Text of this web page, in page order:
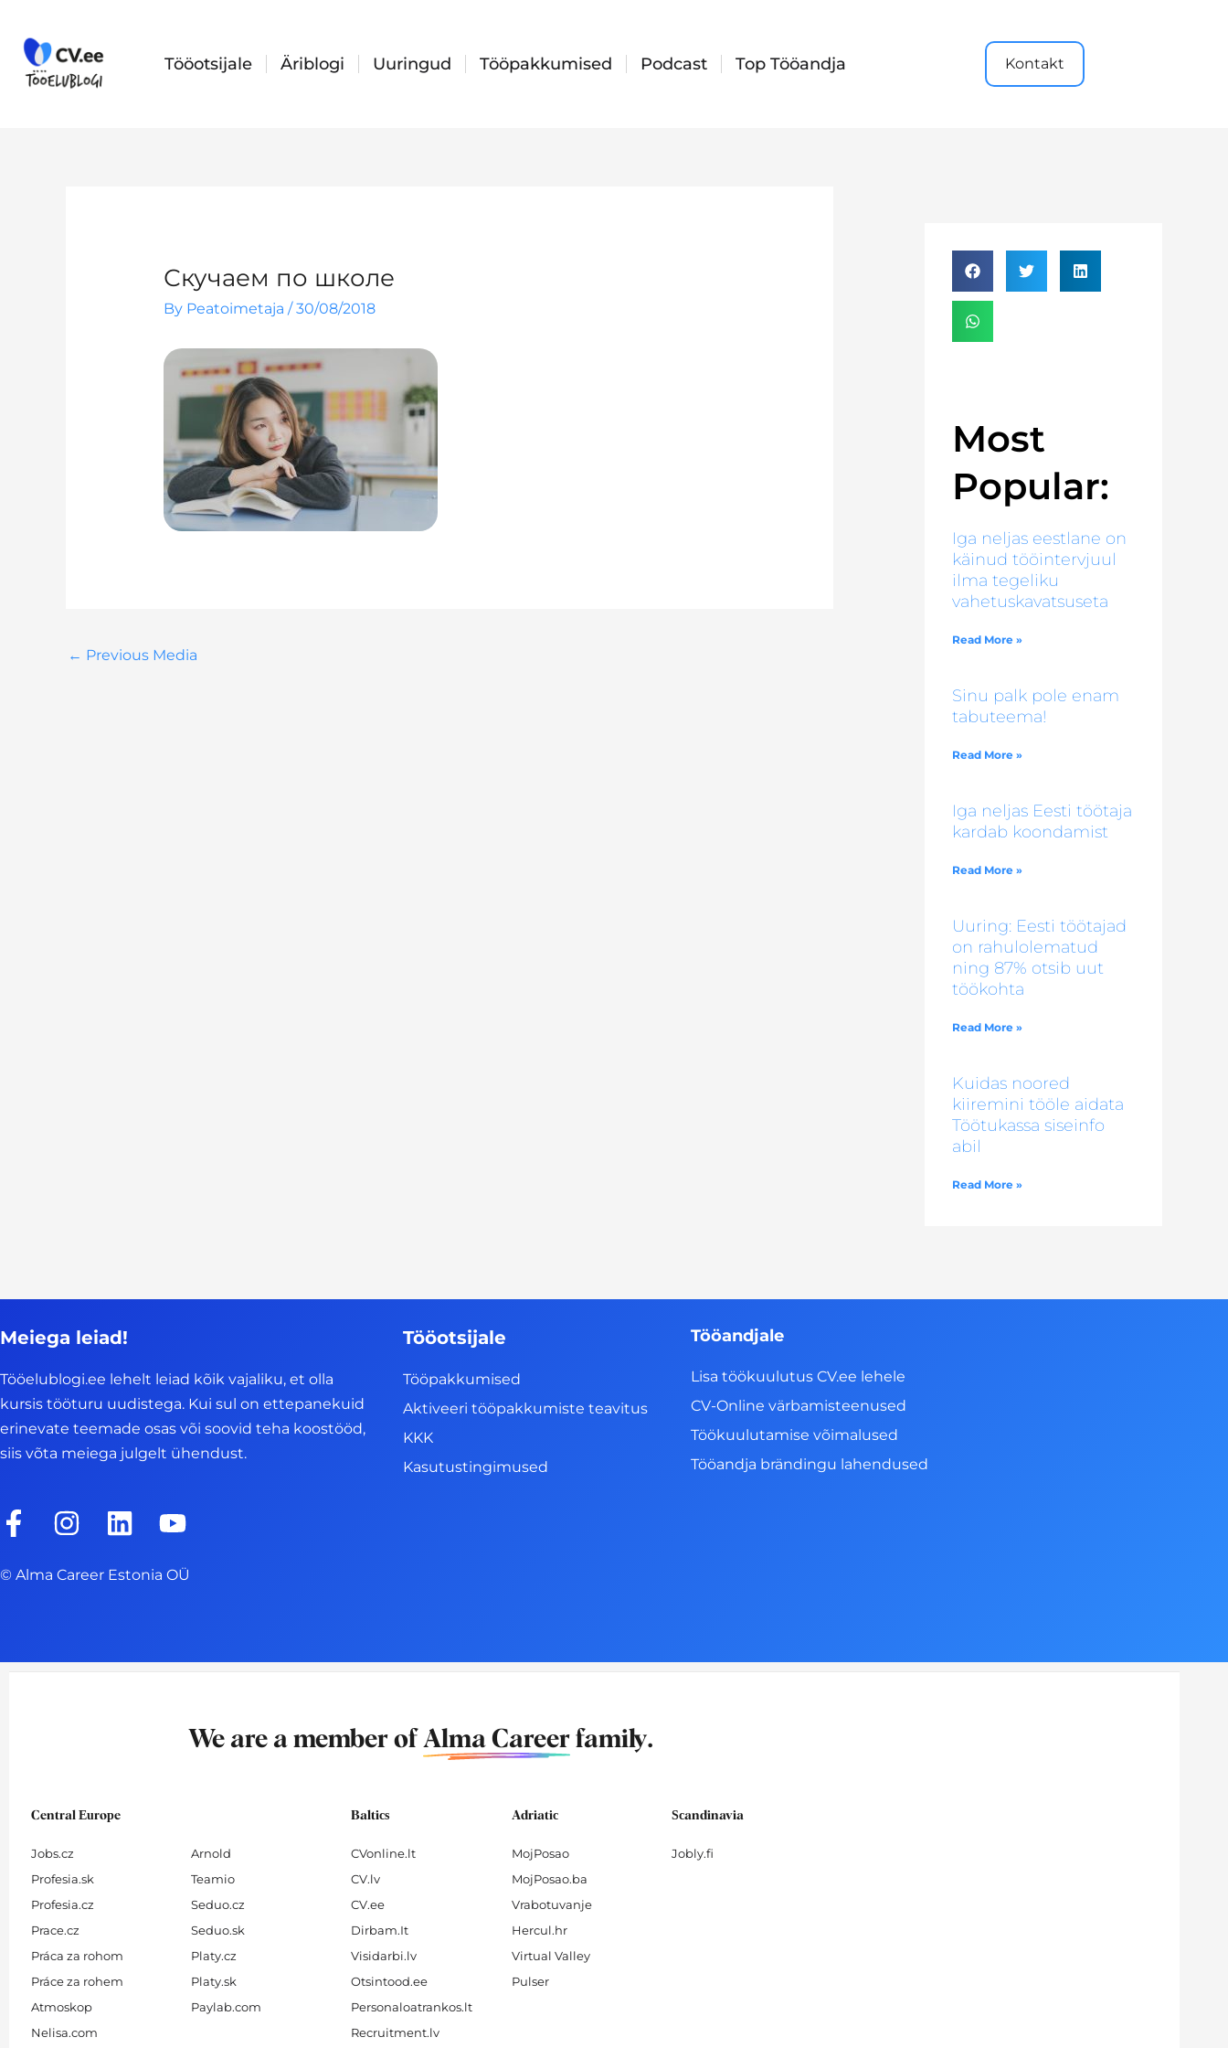
content
Tööotsijale Äriblogi Uuringud Tööpakkumised Podcast Top Tööandja Kontakt
Скучаем по школе
By Peatoimetaja /30/08/2018
← Previous Media
Most
Popular:
Iga neljas eestlane on
käinud tööintervjuul
ilma tegeliku
vahetuskavatsuseta
Read More »
Sinu palk pole enam
tabuteema!
Read More »
Iga neljas Eesti töötaja
kardab koondamist
Read More »
Uuring: Eesti töötajad
on rahulolematud
ning 87% otsib uut
töökohta
Read More »
Kuidas noored
kiiremini tööle aidata
Töötukassa siseinfo
abil
Read More »
Meiega leiad!
Tööelublogi.ee lehelt leiad kõik vajaliku, et olla
kursis tööturu uudistega. Kui sul on ettepanekuid
erinevate teemade osas või soovid teha koostööd,
siis võta meiega julgelt ühendust.
F
c
o
I
s
g
L
n
d
Y
u
b
© Alma Career Estonia OÜ
Tööotsijale
Tööpakkumised
Aktiveeri tööpakkumiste teavitus
KKK
Kasutustingimused
Tööandjale
Lisa töökuulutus CV.ee lehele
CV-Online värbamisteenused
Töökuulutamise võimalused
Tööandja brändingu lahendused
We are a member of Alma Careerfamily.
Central Europe
Jobs.cz
Profesia.sk
Profesia.cz
Prace.cz
Práca za rohom
Práce za rohem
Atmoskop
Nelisa.com
Arnold
Teamio
Seduo.cz
Seduo.sk
Platy.cz
Platy.sk
Paylab.com
Baltics
CVonline.lt
CV.lv
CV.ee
Dirbam.It
Visidarbi.lv
Otsintood.ee
Personaloatrankos.lt
Recruitment.lv
Adriatic
MojPosao
MojPosao.ba
Vrabotuvanje
Hercul.hr
Virtual Valley
Pulser
Scandinavia
Jobly.fi